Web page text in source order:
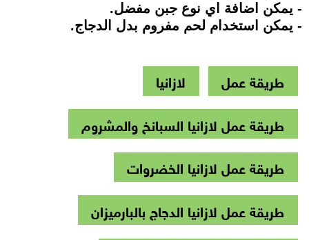
- يمكن اضافة اي نوع جبن مفضل.
- يمكن استخدام لحم مفروم بدل الدجاج.
طريقة عمل
لازانيا
طريقة عمل لازانيا السبانخ والمشروم
طريقة عمل لازانيا الخضروات
طريقة عمل لازانيا الدجاج بالبارميزان